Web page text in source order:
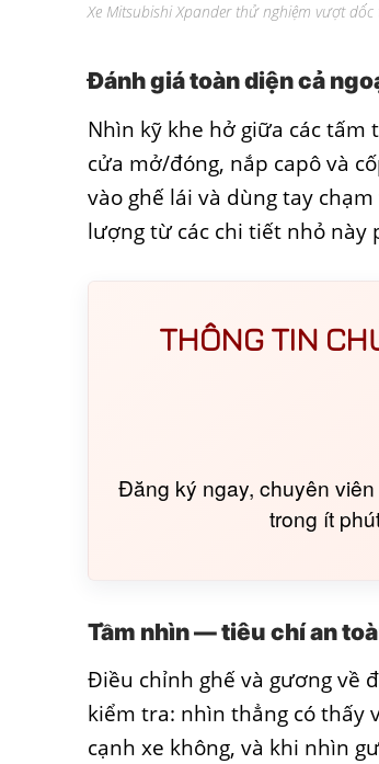
Xe Mitsubishi Xpander thử nghiệm vượt
Đánh giá toàn diện cả
Nhìn kỹ khe hở giữa các tấm
cửa mở/đóng, nắp capô và
vào ghế lái và dùng tay
lượng từ các chi tiết nhỏ này
THÔNG TIN
Đăng ký ngay, chuyên
trong ít
Tầm nhìn — tiêu chí an
Điều chỉnh ghế và gương về
kiểm tra: nhìn thẳng có thấy
cạnh xe không, và khi nhìn